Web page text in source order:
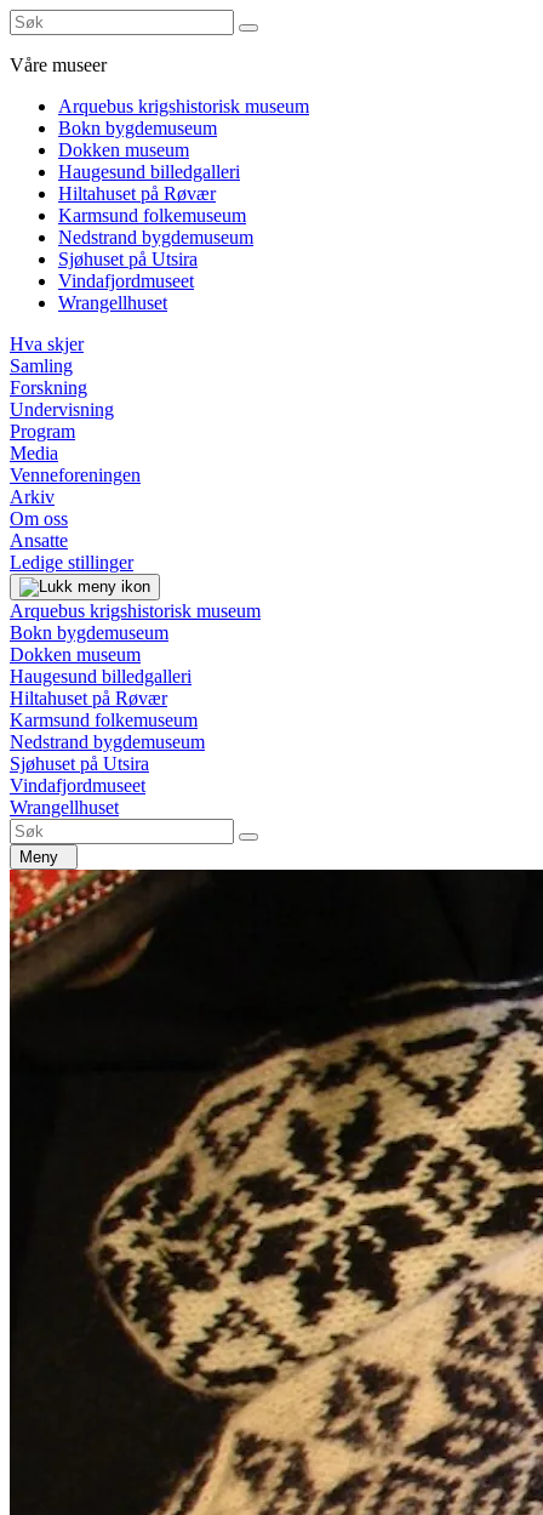
Våre museer
Arquebus krigshistorisk museum
Bokn bygdemuseum
Dokken museum
Haugesund billedgalleri
Hiltahuset på Røvær
Karmsund folkemuseum
Nedstrand bygdemuseum
Sjøhuset på Utsira
Vindafjordmuseet
Wrangellhuset
Hva skjer
Samling
Forskning
Undervisning
Program
Media
Venneforeningen
Arkiv
Om oss
Ansatte
Ledige stillinger
Arquebus krigshistorisk museum
Bokn bygdemuseum
Dokken museum
Haugesund billedgalleri
Hiltahuset på Røvær
Karmsund folkemuseum
Nedstrand bygdemuseum
Sjøhuset på Utsira
Vindafjordmuseet
Wrangellhuset
Meny